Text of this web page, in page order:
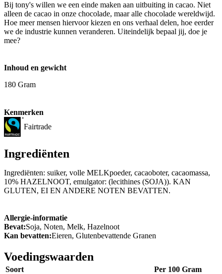
Bij tony's willen we een einde maken aan uitbuiting in cacao. Niet
alleen de cacao in onze chocolade, maar alle chocolade wereldwijd.
Hoe meer mensen hiervoor kiezen en ons verhaal delen, hoe eerder
we de industrie kunnen veranderen. Uiteindelijk bepaal jij, doe je
mee?
Inhoud en gewicht
180 Gram
Kenmerken
Fairtrade
Ingrediënten
Ingrediënten: suiker, volle MELKpoeder, cacaoboter, cacaomassa,
10% HAZELNOOT, emulgator: (lecithines (SOJA)). KAN
GLUTEN, EI EN ANDERE NOTEN BEVATTEN.
Allergie-informatie
Bevat:Soja, Noten, Melk, Hazelnoot
Kan bevatten:Eieren, Glutenbevattende Granen
Voedingswaarden
Soort
Per 100 Gram